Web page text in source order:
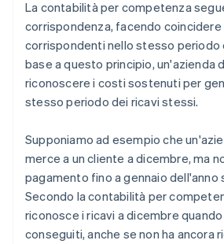
La contabilità per competenza
corrispondenza, facendo coincidere
corrispondenti nello stesso periodo
base a questo principio, un'azienda
riconoscere i costi sostenuti per
stesso periodo dei ricavi stessi.
Supponiamo ad esempio che
merce a un cliente a dicembre, ma
pagamento fino a gennaio dell'anno
Secondo la contabilità per
riconosce i ricavi a dicembre
conseguiti, anche se non ha ancora